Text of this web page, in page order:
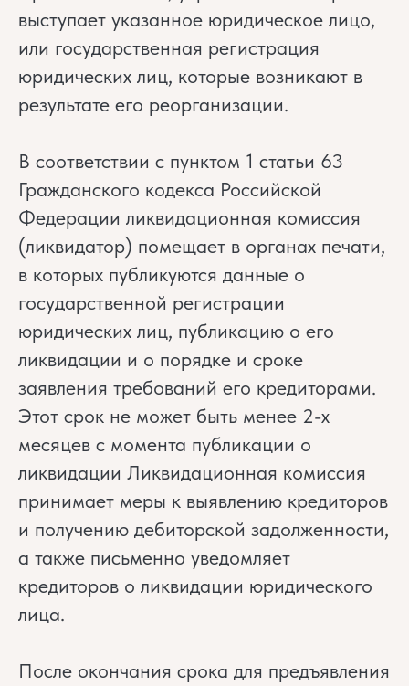
выступает указанное юридическое лицо,
или государственная регистрация
юридических лиц, которые возникают в
результате его реорганизации.
В соответствии с пунктом 1 статьи 63
Гражданского кодекса Российской
Федерации ликвидационная комиссия
(ликвидатор) помещает в органах печати,
в которых публикуются данные о
государственной регистрации
юридических лиц, публикацию о его
ликвидации и о порядке и сроке
заявления требований его кредиторами.
Этот срок не может быть менее 2-х
месяцев с момента публикации о
ликвидации Ликвидационная комиссия
принимает меры к выявлению кредиторов
и получению дебиторской задолженности,
а также письменно уведомляет
кредиторов о ликвидации юридического
лица.
После окончания срока для предъявления